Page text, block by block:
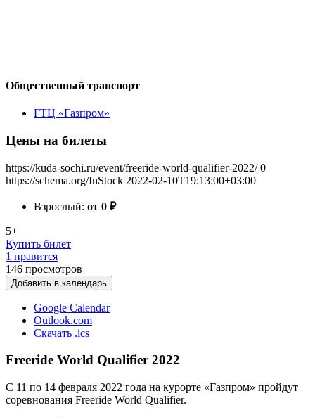
Общественный транспорт
ГТЦ «Газпром»
Цены на билеты
https://kuda-sochi.ru/event/freeride-world-qualifier-2022/ 0
https://schema.org/InStock 2022-02-10T19:13:00+03:00
Взрослый: от 0 ₽
5+
Купить билет
1 нравится
146 просмотров
Добавить в календарь
Google Calendar
Outlook.com
Скачать .ics
Freeride World Qualifier 2022
С 11 по 14 февраля 2022 года на курорте «Газпром» пройдут
соревнования Freeride World Qualifier.